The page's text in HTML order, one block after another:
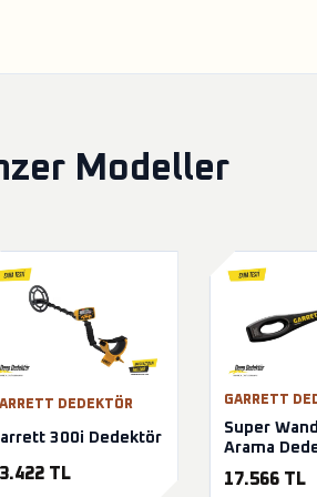
Modeller
DEDEKTÖR
300i Dedektör
TL
GARRETT
Super
Arama
17.566 TL